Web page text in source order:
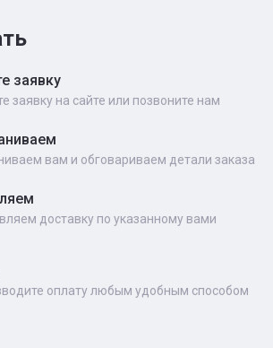
заявку
заявку на сайте или позвоните нам
вам и обговариваем детали заказа
доставку по указанному вами
оплату любым удобным способом